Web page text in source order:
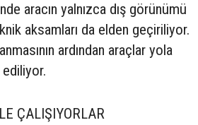
aracın yalnızca dış görünümü
aksamları da elden geçiriliyor.
ardından araçlar yola
ÇALIŞIYORLAR